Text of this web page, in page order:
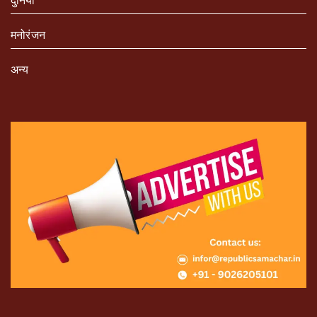
मनोरंजन
अन्य